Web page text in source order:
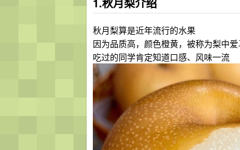
秋月梨算是近年流行的水果
因为品质高，颜色橙黄，被称为梨中
吃过的同学肯定知道口感、风味一流